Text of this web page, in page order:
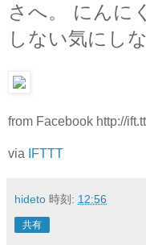
さへ。 にんに
しない気にし
from Facebook http://
via IFTTT
hideto 時刻: 12:56
共有